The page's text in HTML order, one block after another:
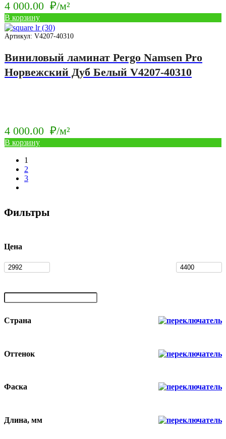
4 000.00 ₽/м²
В корзину
Артикул: V4207-40310
Виниловый ламинат Pergo Namsen Pro
Норвежский Дуб Белый V4207-40310
4 000.00 ₽/м²
В корзину
1
2
3
Фильтры
Цена
Страна
Оттенок
Фаска
Длина, мм